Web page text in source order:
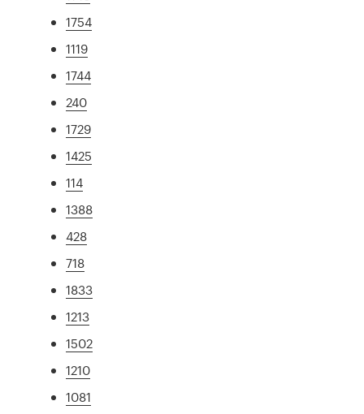
1754
1119
1744
240
1729
1425
114
1388
428
718
1833
1213
1502
1210
1081